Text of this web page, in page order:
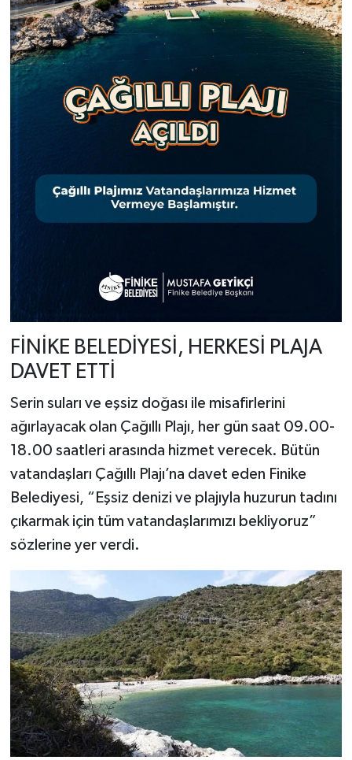
FİNİKE BELEDİYESİ, HERKESİ PLAJA
DAVET ETTİ
Serin suları ve eşsiz doğası ile misafirlerini
ağırlayacak olan Çağıllı Plajı, her gün saat 09.00-
18.00 saatleri arasında hizmet verecek. Bütün
vatandaşları Çağıllı Plajı’na davet eden Finike
Belediyesi, “Eşsiz denizi ve plajıyla huzurun tadını
çıkarmak için tüm vatandaşlarımızı bekliyoruz”
sözlerine yer verdi.